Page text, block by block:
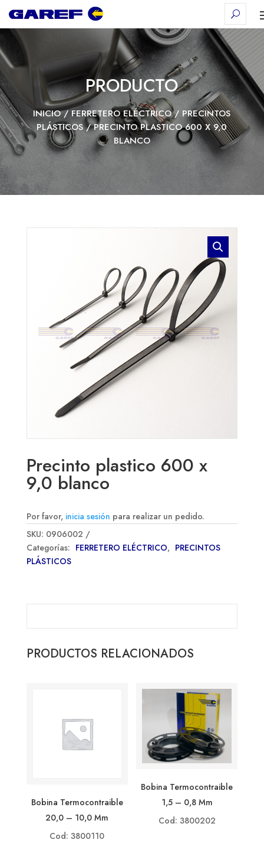
PRODUCTO
INICIO/FERRETERO ELÉCTRICO/ PRECINTOS
PLÁSTICOS/ PRECINTO PLASTICO 600 X 9,0
BLANCO
Precinto plastico 600 x
9,0 blanco
Por favor, inicia sesión para realizar un pedido.
SKU: 0906002
Categorías: FERRETERO ELÉCTRICO, PRECINTOS
PLÁSTICOS
PRODUCTOS RELACIONADOS
Bobina Termocontraible
20,0 – 10,0 Mm
Cod: 3800110
Bobina Termocontraible
1,5 – 0,8 Mm
Cod: 3800202